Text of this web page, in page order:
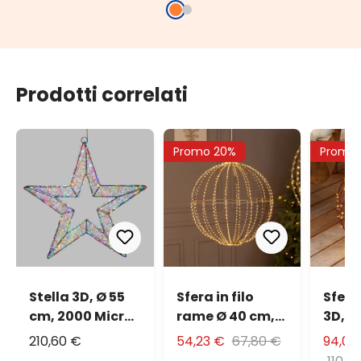
Prodotti correlati
Stella 3D, Ø 55
cm, 2000 Micro
led RGB
210,60 €
Promo 20%
Sfera in filo
rame Ø 40 cm,
700 microled
54,23 € 67,80 €
Promo
3D,